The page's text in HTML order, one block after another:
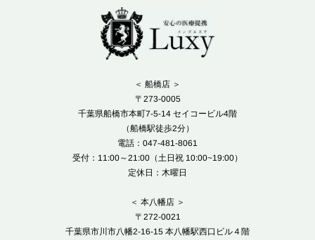
＜ 船橋店 ＞
〒273-0005
千葉県船橋市本町7-5-14 セイコービル4階
（船橋駅徒歩2分）
電話：047-481-8061
受付：11:00～21:00（土日祝 10:00~19:00）
定休日：木曜日
＜ 本八幡店 ＞
〒272-0021
千葉県市川市八幡2-16-15 本八幡駅西口ビル４階